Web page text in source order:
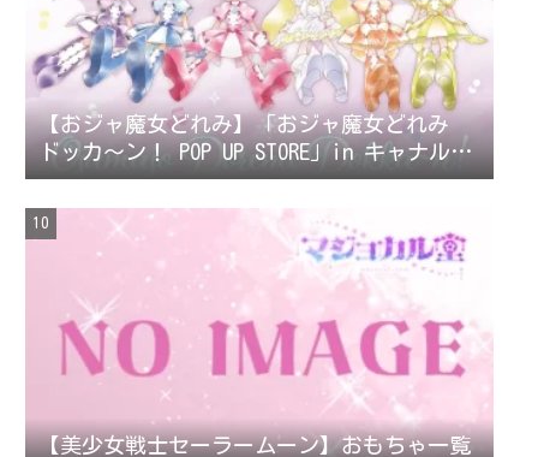
【おジャ魔女どれみ】「おジャ魔女どれみ
ドッカ〜ン！ POP UP STORE」in キャナルシ
ティオーパが開催決定！
【美少女戦士セーラームーン】おもちゃ一覧